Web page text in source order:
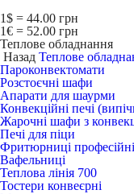
1$ = 44.00 грн
1€ = 52.00 грн
Теплове обладнання
Назад Теплове
Пароконвектомати
Розстоєчні шафи
Апарати для шаурми
Конвекційні печі
Жарочні шафи з
Печі для піци
Фритюрниці професійні
Вафельниці
Теплова лінія 700
Тостери конвеєрні